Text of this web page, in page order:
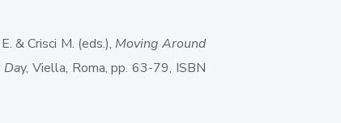
& Crisci M. (eds.), Moving Around
y, Viella, Roma, pp. 63-79, ISBN